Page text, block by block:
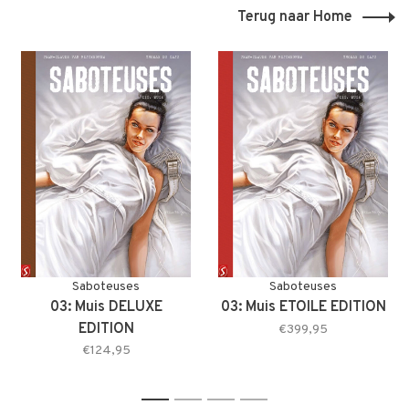
Terug naar Home
Saboteuses
03: Muis DELUXE
EDITION
€124,95
Saboteuses
03: Muis ETOILE EDITION
€399,95
1 2 3 4